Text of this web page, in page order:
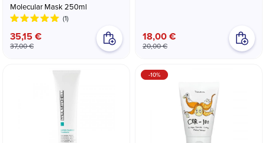
Molecular Mask 250ml
(1)
35,15 €
37,00 €
18,00 €
20,00 €
-10%